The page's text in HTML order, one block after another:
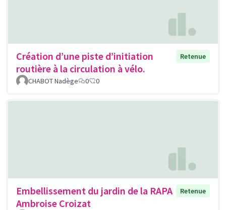
Création d’une piste d’initiation
routière à la circulation à vélo.
Retenue
CHABOT Nadège 0 0
Embellissement du jardin de la RAPA
Ambroise Croizat
Retenue